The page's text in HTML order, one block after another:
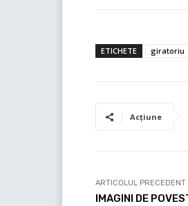
ETICHETE giratoriu
Acțiune
ARTICOLUL PRECEDENT
IMAGINI DE